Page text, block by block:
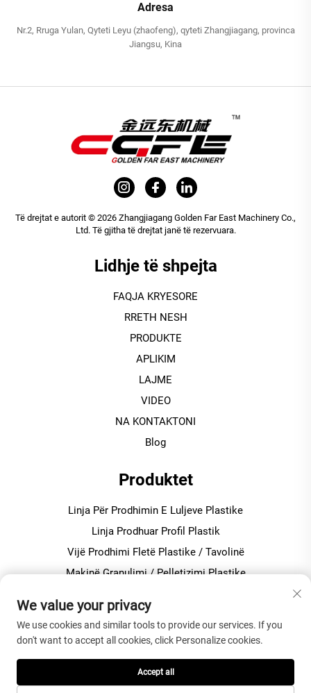
Adresa
Nr.2, Rruga Yulan, Qyteti Leyu (zhaofeng), qyteti Zhangjiagang, provinca
Jiangsu, Kina
Të drejtat e autorit © 2026 Zhangjiagang Golden Far East Machinery Co.,
Ltd. Të gjitha të drejtat janë të rezervuara.
Lidhje të shpejta
FAQJA KRYESORE
RRETH NESH
PRODUKTE
APLIKIM
LAJME
VIDEO
NA KONTAKTONI
Blog
Produktet
Linja Për Prodhimin E Luljeve Plastike
Linja Prodhuar Profil Plastik
Vijë Prodhimi Fletë Plastike / Tavolinë
Makinë Granulimi / Pelletizimi Plastike
Rreth Kompanisë
Politika e Privatësisë
We value your privacy
We use cookies and similar tools to provide our services. If you
don't want to accept all cookies, click Personalize cookies.
Accept all